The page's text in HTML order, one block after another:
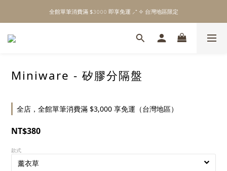
\ Welcome to 𝙻𝚒𝚝𝚝𝚕𝚎 𝙼𝚒𝚕𝚔𝚢 𝚆𝚊𝚢  ✨ For the Little Ones. /
全館單筆消費滿 $𝟹𝟶𝟶𝟶 即享免運 ⸝⁺ ✧ 台灣地區限定
\ Welcome to 𝙻𝚒𝚝𝚝𝚕𝚎 𝙼𝚒𝚕𝚔𝚢 𝚆𝚊𝚢  ✨ For the Little Ones. /
Miniware - 矽膠分隔盤
全店，全館單筆消費滿 $3,000 享免運（台灣地區）
NT$380
款式